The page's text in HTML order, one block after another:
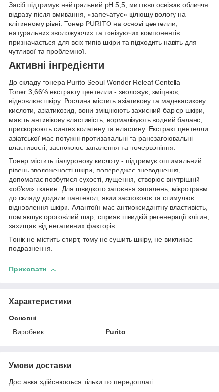
Засіб підтримує нейтральний pH 5,5, миттєво освіжає обличчя
відразу після вмивання, «запечатує» цілющу вологу на
клітинному рівні. Тонер PURITO на основі центелли,
натуральних зволожуючих та тонізуючих компонентів
призначається для всіх типів шкіри та підходить навіть для
чутливої та проблемної.
Активні інгредієнти
До складу тонера Purito Seoul Wonder Releaf Centella
Toner 3,66% екстракту центелли - зволожує, зміцнює,
відновлює шкіру. Рослина містить азіатикову та мадекасикову
кислоти, азіатикозид, вони зміцнюють захисний бар'єр шкіри,
мають антивікову властивість, нормалізують водний баланс,
прискорюють синтез колагену та еластину. Екстракт центелли
азіатської має потужні протизапальні та ранозагоювальні
властивості, заспокоює запалення та почервоніння.
Тонер містить гіалуронову кислоту - підтримує оптимальний
рівень зволоженості шкіри, попереджає зневоднення,
допомагає позбутися сухості, лущення, створює внутрішній
«об'єм» тканин. Для швидкого загоєння запалень, мікротравм
до складу додали пантенол, який заспокоює та стимулює
відновлення шкіри. Алантоїн має антиоксидантну властивість,
пом'якшує ороговілий шар, сприяє швидкій регенерації клітин,
захищає від негативних факторів.
Тонік не містить спирт, тому не сушить шкіру, не викликає
подразнення.
Приховати
Характеристики
Основні
Виробник
Purito
Умови доставки
Доставка здійснюється тільки по передоплаті.